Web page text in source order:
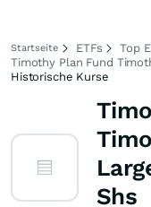
Startseite ETFs
Top
Timothy Plan Fund
Historische Kurse
Shs